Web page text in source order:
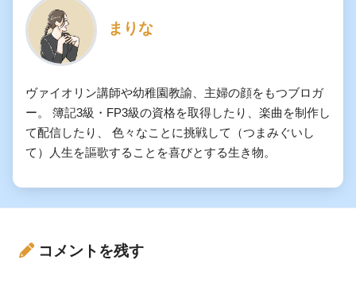
まりな
ヴァイオリン講師や幼稚園教諭、主婦の顔をもつブロガ
ー。 簿記3級・FP3級の資格を取得したり、楽曲を制作し
て配信したり、 色々なことに挑戦して（つまみぐいし
て）人生を謳歌することを喜びとする生き物。
コメントを残す